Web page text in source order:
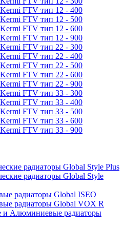
FTV тип 12 - 400
FTV тип 12 - 500
FTV тип 12 - 600
FTV тип 12 - 900
FTV тип 22 - 300
FTV тип 22 - 400
FTV тип 22 - 500
FTV тип 22 - 600
FTV тип 22 - 900
FTV тип 33 - 300
FTV тип 33 - 400
FTV тип 33 - 500
FTV тип 33 - 600
FTV тип 33 - 900
радиаторы Global Style Plus
радиаторы Global Style
радиаторы Global ISEO
радиаторы Global VOX R
и Алюминиевые радиаторы